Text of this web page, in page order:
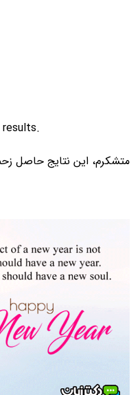
متشکرم، این نتایج حاصل